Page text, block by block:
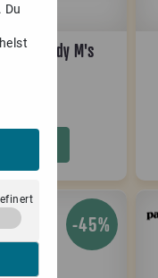
Hoody M's
-45%
Du